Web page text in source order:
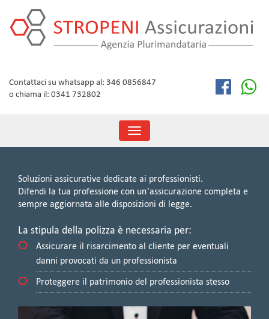
content
Contattaci su whatsapp al: 346 0856847
o chiama il: 0341 732802
Toggle
navigation
Soluzioni assicurative dedicate ai professionisti.
Difendi la tua professione con un’assicurazione completa e
sempre aggiornata alle disposizioni di legge.
La stipula della polizza è necessaria per:
Assicurare il risarcimento al cliente per eventuali
danni provocati da un professionista
Proteggere il patrimonio del professionista stesso